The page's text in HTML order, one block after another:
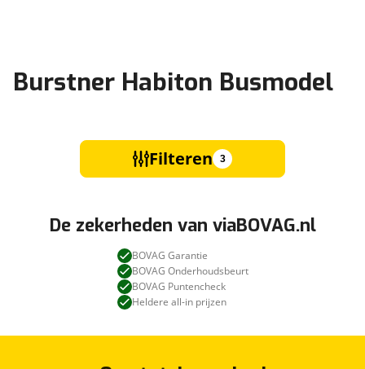
Burstner Habiton Busmodel
Filteren 3
De zekerheden van viaBOVAG.nl
BOVAG Garantie
BOVAG Onderhoudsbeurt
BOVAG Puntencheck
Heldere all-in prijzen